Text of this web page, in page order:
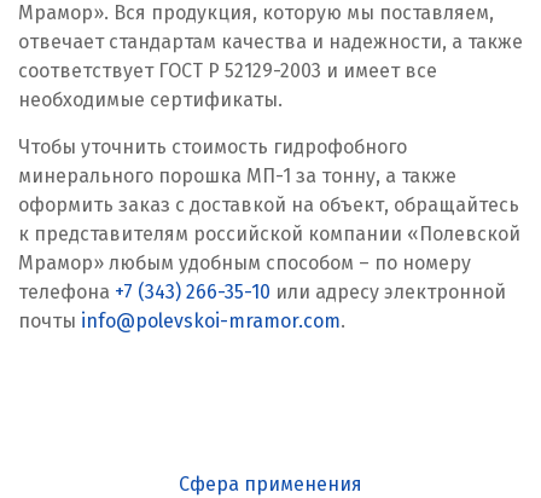
Мрамор». Вся продукция, которую мы поставляем,
отвечает стандартам качества и надежности, а также
соответствует ГОСТ Р 52129-2003 и имеет все
необходимые сертификаты.
Чтобы уточнить стоимость гидрофобного
минерального порошка МП-1 за тонну, а также
оформить заказ с доставкой на объект, обращайтесь
к представителям российской компании «Полевской
Мрамор» любым удобным способом – по номеру
телефона +7 (343) 266-35-10 или адресу электронной
почты info@polevskoi-mramor.com.
Сфера применения